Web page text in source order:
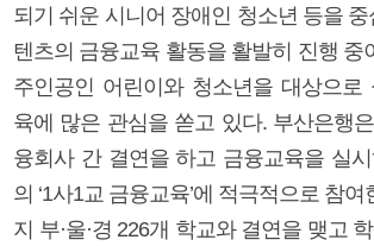
되기 쉬운 시니어 장애인 청소년 등을
텐츠의 금융교육 활동을 활발히 진행 중
주인공인 어린이와 청소년을 대상으로
육에 많은 관심을 쏟고 있다. 부산은행
융회사 간 결연을 하고 금융교육을 실
의 ‘1사1교 금융교육’에 적극적으로 참
지 부·울·경 226개 학교와 결연을 맺고